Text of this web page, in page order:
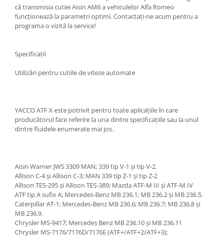
că transmisia cutiei Aisin AM6 a vehiculelor Alfa Romeo
funcționează la parametri optimi. Contactați-ne acum pentru a
programa o vizită la service!
Specificații
Utilizări pentru cutiile de viteze automate
YACCO ATF X este potrivit pentru toate aplicațiile în care
producătorul face referire la una dintre specificațiile sau la unul
dintre fluidele enumerate mai jos.
Aisin Warner JWS 3309 MAN; 339 tip V-1 și tip V-2.
Allison C-4 și Allison C-3; MAN 339 tip Z-1 și tip Z-2
Allison TES-295 și Allison TES-389; Mazda ATF-M III și ATF-M IV
ATF tip A sufix A; Mercedes-Benz MB 236.1; MB 236.2 și MB 236.5.
Caterpillar AT-1; Mercedes-Benz MB 236.6; MB 236.7; MB 236.8 și
MB 236.9.
Chrysler MS-9417; Mercedes Benz MB 236.10 și MB 236.11
Chrysler MS-7176/7176D/7176E (ATF+/ATF+2/ATF+3);